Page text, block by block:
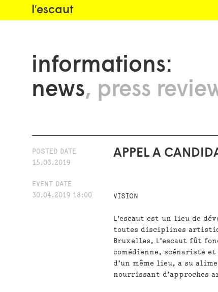
l′escaut
informations:
news
press
POSTED DATE
15.03.2019
EVENT DATE
30.04.2019 18:00
APPEL A
VISION
L'escaut est un lieu de
toutes disciplines
Bruxelles, L’escaut fût
comédienne, scénariste
d’un même lieu, a su
nourrissant d’approches